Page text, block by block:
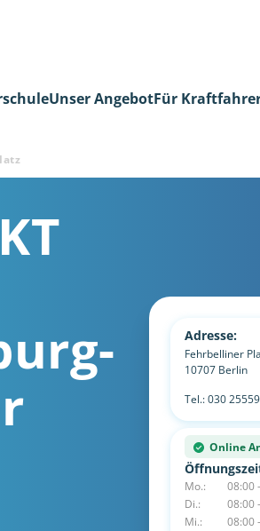
Unser AngebotFür
Adresse:
Fehrbelliner
10707 Berlin
Tel.:030
Online
Mo.:
08:00
Di.:
08:00
Mi.:
08:00